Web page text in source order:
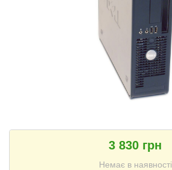
3 830 грн
Немає в наявності